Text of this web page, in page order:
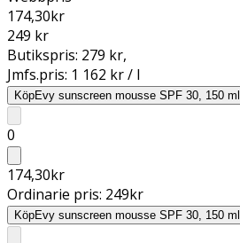
174,30kr
249 kr
Butikspris: 279 kr,
Jmfs.pris: 1 162 kr / l
KöpEvy sunscreen mousse SPF 30, 150 ml
0
174,30kr
Ordinarie pris: 249kr
KöpEvy sunscreen mousse SPF 30, 150 ml